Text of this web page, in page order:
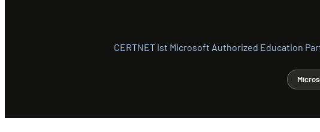
CERTNET ist Microsoft Authorized Education